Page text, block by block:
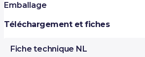
Idéal pour l'application au
Épaisseur de couche jusqu’à
Utilisation intérieure et extérieure
Emballage
5 litres
Téléchargement et fiches
Fiche technique NL